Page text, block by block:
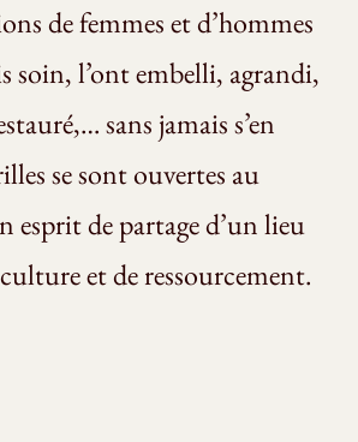
de femmes et d’hommes
soin, l’ont embelli, agrandi,
sans jamais s’en
se sont ouvertes au
esprit de partage d’un lieu
et de ressourcement.